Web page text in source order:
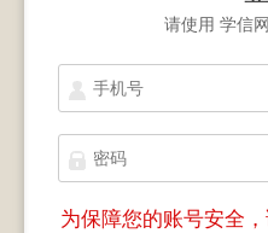
请使用 学信
为保障您的账号安全